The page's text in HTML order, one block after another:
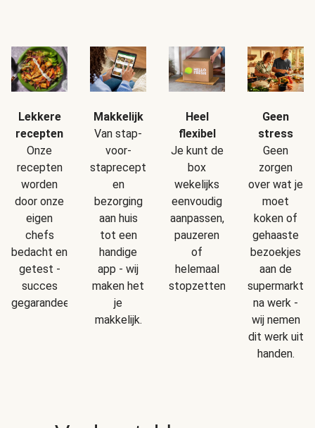
Lekkere
recepten
Onze
recepten
worden
door onze
eigen
chefs
bedacht en
getest -
succes
gegarandeerd!
Makkelijk
Van stap-
voor-
staprecepten
en
bezorging
aan huis
tot een
handige
app - wij
maken het
je
makkelijk.
Heel
flexibel
Je kunt de
box
wekelijks
eenvoudig
aanpassen,
pauzeren
of
helemaal
stopzetten.
Geen
stress
Geen
zorgen
over wat je
moet
koken of
gehaaste
bezoekjes
aan de
supermarkt
na werk -
wij nemen
dit werk uit
handen.